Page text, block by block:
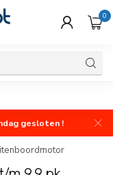
0
gesloten !